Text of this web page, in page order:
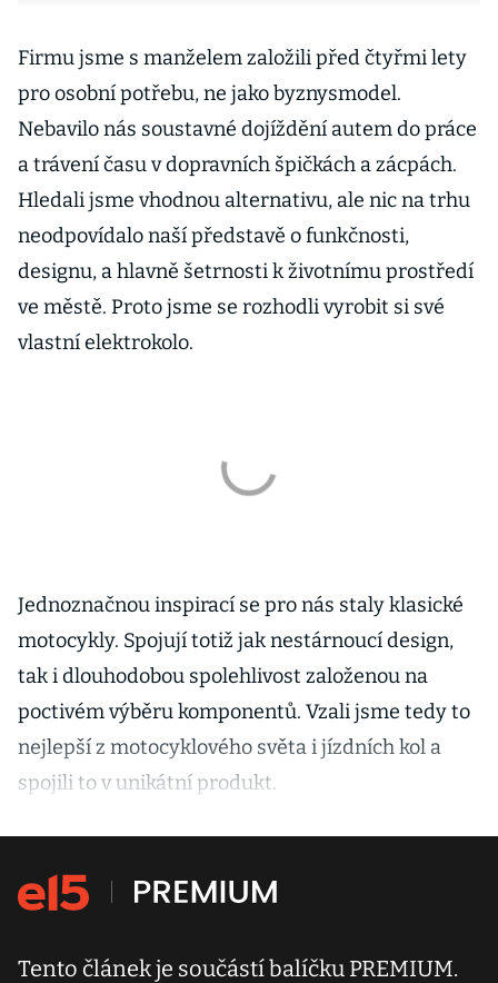
Firmu jsme s manželem založili před čtyřmi lety
pro osobní potřebu, ne jako byznysmodel.
Nebavilo nás soustavné dojíždění autem do práce
a trávení času v dopravních špičkách a zácpách.
Hledali jsme vhodnou alternativu, ale nic na trhu
neodpovídalo naší představě o funkčnosti,
designu, a hlavně šetrnosti k životnímu prostředí
ve městě. Proto jsme se rozhodli vyrobit si své
vlastní elektrokolo.
Jednoznačnou inspirací se pro nás staly klasické
motocykly. Spojují totiž jak nestárnoucí design,
tak i dlouhodobou spolehlivost založenou na
poctivém výběru komponentů. Vzali jsme tedy to
nejlepší z motocyklového světa i jízdních kol a
spojili to v unikátní produkt.
Tento článek je součástí balíčku PREMIUM.